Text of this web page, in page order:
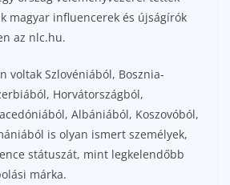
magyar influencerek és újságírók
az nlc.hu.
voltak Szlovéniából, Bosznia-
Horvátországból,
Albániából, Koszovóból,
is olyan ismert személyek,
státuszát, mint legkelendőbb
márka.